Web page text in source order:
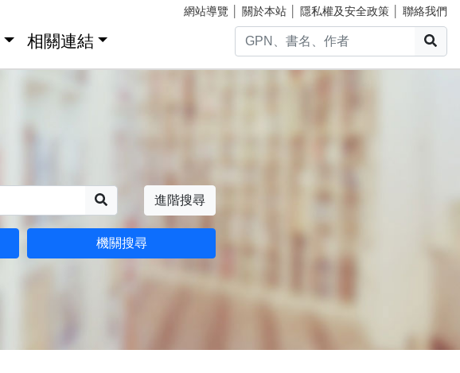
網站導覽 關於本站 隱私權及安全政策 聯絡我們
相關連結
進階搜尋
機關搜尋